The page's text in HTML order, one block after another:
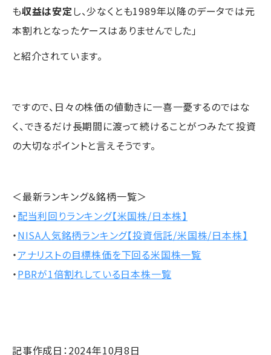
も収益は安定し、少なくとも1989年以降のデータでは元
本割れとなったケースはありませんでした」
と紹介されています。
ですので、日々の株価の値動きに一喜一憂するのではな
く、できるだけ長期間に渡って続けることがつみたて投資
の大切なポイントと言えそうです。
＜最新ランキング＆銘柄一覧＞
・配当利回りランキング【米国株/日本株】
・NISA人気銘柄ランキング【投資信託/米国株/日本株】
・アナリストの目標株価を下回る米国株一覧
・PBRが1倍割れしている日本株一覧
記事作成日：2024年10月8日